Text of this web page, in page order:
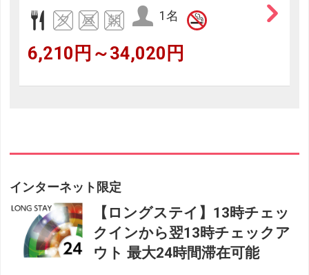
1名
6,210円～34,020円
インターネット限定
【ロングステイ】13時チェッ
クインから翌13時チェックア
ウト 最大24時間滞在可能